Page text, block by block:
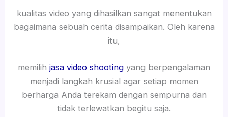
kualitas video yang dihasilkan sangat menentukan
bagaimana sebuah cerita disampaikan. Oleh karena
itu,
memilih jasa video shooting yang berpengalaman
menjadi langkah krusial agar setiap momen
berharga Anda terekam dengan sempurna dan
tidak terlewatkan begitu saja.